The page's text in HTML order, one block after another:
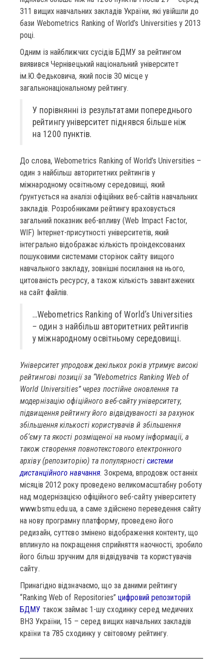
311 вищих навчальних закладів України, які увійшли до
бази Webometrics Ranking of World’s Universities у 2013
році.
Одним із найближчих сусідів БДМУ за рейтингом
виявився Чернівецький національний університет
ім.Ю.Федьковича, який посів 30 місце у
загальнонаціональному рейтингу.
У порівнянні із результатами попереднього
рейтингу університет піднявся більше ніж
на 1200 пунктів.
До слова, Webometrics Ranking of World’s Universities –
один з найбільш авторитетних рейтингів у
міжнародному освітньому середовищі, який
ґрунтується на аналізі офіційних веб-сайтів навчальних
закладів. Розробниками рейтингу враховується
загальний показник веб-впливу (Web Impact Factor,
WIF) Інтернет-присутності університетів, який
інтегрально відображає кількість проіндексованих
пошуковими системами сторінок сайту вищого
навчального закладу, зовнішні посилання на нього,
цитованість ресурсу, а також кількість завантажених
на сайт файлів.
…Webometrics Ranking of World’s Universities
– один з найбільш авторитетних рейтингів
у міжнародному освітньому середовищі.
Університет упродовж декількох років утримує високі
рейтингові позиції за “Webometrics Ranking Web of
World Universities” через постійне оновлення та
модернізацію офіційного веб-сайту університету,
підвищення рейтингу його відвідуваності за рахунок
збільшення кількості користувачів й збільшення
об‘єму та якості розміщеної на ньому інформації, а
також створення повнотекстового електронного
архіву (репозиторію) та популярності системи
дистанційного навчання. Зокрема, впродовж останніх
місяців 2012 року проведено великомасштабну роботу
над модернізацією офіційного веб-сайту університету
www.bsmu.edu.ua, а саме здійснено переведення сайту
на нову програмну платформу, проведено його
редизайн, суттєво змінено відображення контенту, що
вплинуло на покращення сприйняття наочності, зробило
його більш зручним для відвідувачів та користувачів
сайту.
Принагідно відзначаємо, що за даними рейтингу
“Ranking Web of Repositories”цифровий репозиторій
БДМУ також займає 1-шу сходинку серед медичних
ВНЗ України, 15 – серед вищих навчальних закладів
країни та 785 сходинку у світовому рейтингу.